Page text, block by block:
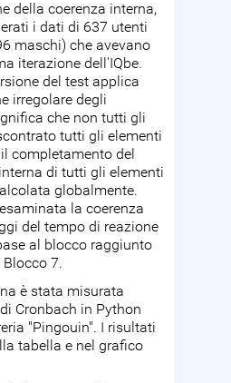
della coerenza interna,
i dati di 637 utenti
maschi) che avevano
iterazione dell'IQbe.
del test applica
irregolare degli
che non tutti gli
tutti gli elementi
completamento del
di tutti gli elementi
globalmente.
la coerenza
del tempo di reazione
al blocco raggiunto
7.
è stata misurata
Cronbach in Python
"Pingouin". I risultati
tabella e nel grafico